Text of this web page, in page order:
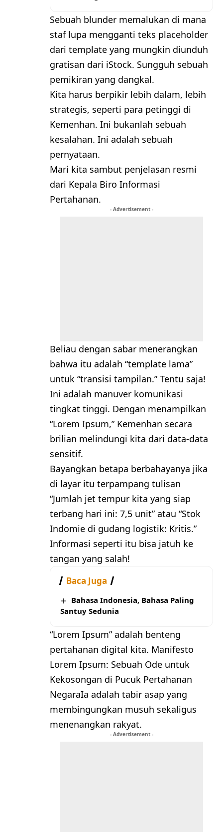
Sebuah blunder memalukan di mana
staf lupa mengganti teks placeholder
dari template yang mungkin diunduh
gratisan dari iStock. Sungguh sebuah
pemikiran yang dangkal.
Kita harus berpikir lebih dalam, lebih
strategis, seperti para petinggi di
Kemenhan. Ini bukanlah sebuah
kesalahan. Ini adalah sebuah
pernyataan.
Mari kita sambut penjelasan resmi
dari Kepala Biro Informasi
Pertahanan.
- Advertisement -
Beliau dengan sabar menerangkan
bahwa itu adalah “template lama”
untuk “transisi tampilan.” Tentu saja!
Ini adalah manuver komunikasi
tingkat tinggi. Dengan menampilkan
“Lorem Ipsum,” Kemenhan secara
brilian melindungi kita dari data-data
sensitif.
Bayangkan betapa berbahayanya jika
di layar itu terpampang tulisan
“Jumlah jet tempur kita yang siap
terbang hari ini: 7,5 unit” atau “Stok
Indomie di gudang logistik: Kritis.”
Informasi seperti itu bisa jatuh ke
tangan yang salah!
Baca Juga
Bahasa Indonesia, Bahasa Paling
Santuy Sedunia
“Lorem Ipsum” adalah benteng
pertahanan digital kita. Manifesto
Lorem Ipsum: Sebuah Ode untuk
Kekosongan di Pucuk Pertahanan
NegaraIa adalah tabir asap yang
membingungkan musuh sekaligus
menenangkan rakyat.
- Advertisement -